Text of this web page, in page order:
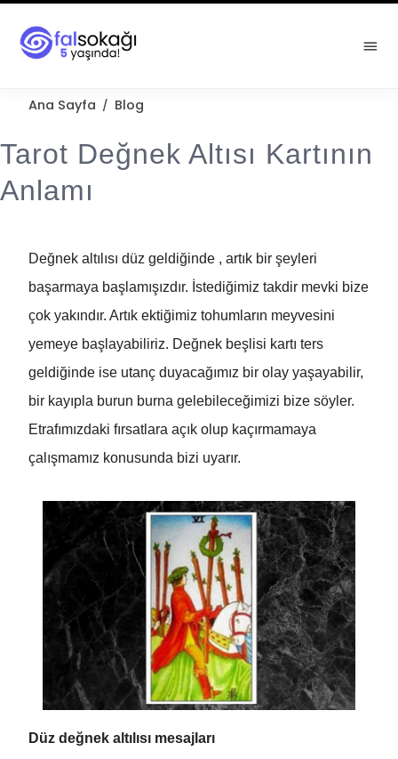
Ana Sayfa / Blog
Tarot Değnek Altısı Kartının
Anlamı
Değnek altılısı düz geldiğinde , artık bir şeyleri
başarmaya başlamışızdır. İstediğimiz takdir mevki bize
çok yakındır. Artık ektiğimiz tohumların meyvesini
yemeye başlayabiliriz. Değnek beşlisi kartı ters
geldiğinde ise utanç duyacağımız bir olay yaşayabilir,
bir kayıpla burun burna gelebileceğimizi bize söyler.
Etrafımızdaki fırsatlara açık olup kaçırmamaya
çalışmamız konusunda bizi uyarır.
Düz değnek altılısı mesajları